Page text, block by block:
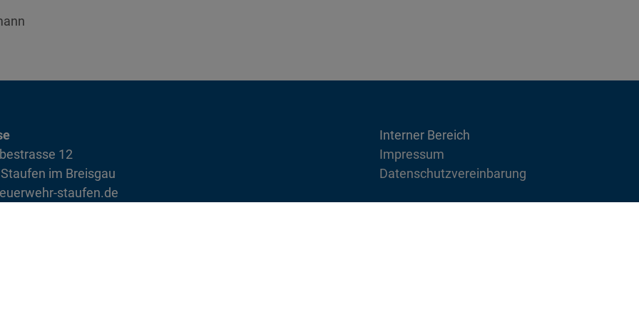
12
im Breisgau
staufen.de
Interner Bereich
Impressum
Datenschutzvereinbarung